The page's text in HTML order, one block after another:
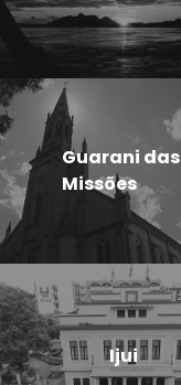
Guarani das
Missões
Ijui